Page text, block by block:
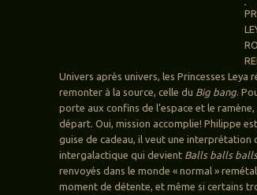
Univers après univers, les Princesses Leya
remonter à la source, celle du Big bang .
porte aux confins de l’espace et le
départ. Oui, mission accomplie! Philippe
guise de cadeau, il veut une interprétation
intergalactique qui devient Balls balls
renvoyés dans le monde « normal »
moment de détente, et même si certains